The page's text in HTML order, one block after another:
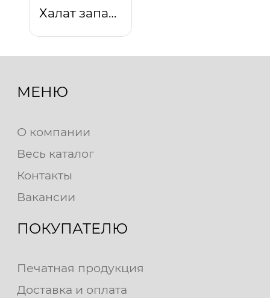
Халат запашной с капюшоном (голубой)
МЕНЮ
О компании
Весь каталог
Контакты
Вакансии
ПОКУПАТЕЛЮ
Печатная продукция
Доставка и оплата